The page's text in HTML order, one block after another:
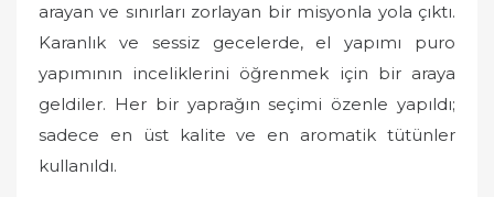
arayan ve sınırları zorlayan bir misyonla yola çıktı.
Karanlık ve sessiz gecelerde, el yapımı puro
yapımının inceliklerini öğrenmek için bir araya
geldiler. Her bir yaprağın seçimi özenle yapıldı;
sadece en üst kalite ve en aromatik tütünler
kullanıldı.